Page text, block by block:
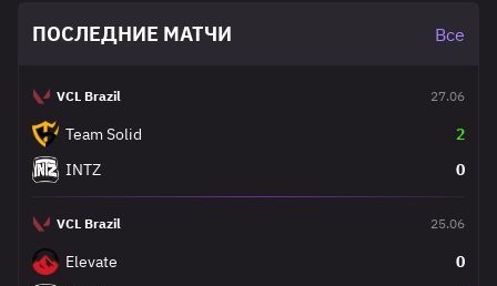
ПОСЛЕДНИЕ МАТЧИ Все
VCL Brazil 27.06
Team Solid
2
INTZ
0
VCL Brazil 25.06
Elevate
0